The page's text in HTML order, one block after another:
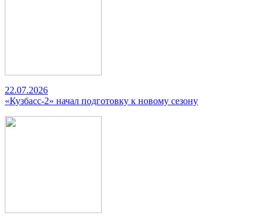
22.07.2026
«Кузбасс-2» начал подготовку к новому сезону